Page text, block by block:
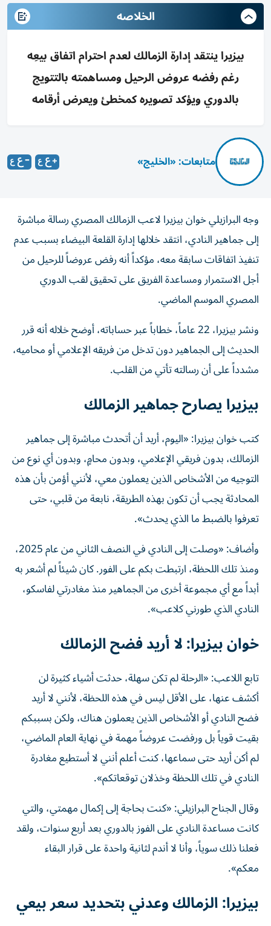
الخلاصه
بيزيرا ينتقد إدارة الزمالك لعدم احترام اتفاق بيعِه
رغم رفضه عروض الرحيل ومساهمته بالتتويج
بالدوري ويؤكد تصويره كمخطئ ويعرض أرقامه
متابعات: «الخليج»
وجه البرازيلي خوان بيزيرا لاعب الزمالك المصري رسالة مباشرة
إلى جماهير النادي، انتقد خلالها إدارة القلعة البيضاء بسبب عدم
تنفيذ اتفاقات سابقة معه، مؤكداً أنه رفض عروضاً للرحيل من
أجل الاستمرار ومساعدة الفريق على تحقيق لقب الدوري
المصري الموسم الماضي.
ونشر بيزيرا، 22 عاماً، خطاباً عبر حساباته، أوضح خلاله أنه قرر
الحديث إلى الجماهير دون تدخل من فريقه الإعلامي أو محاميه،
مشدداً على أن رسالته تأتي من القلب.
بيزيرا يصارح جماهير الزمالك
كتب خوان بيزيرا: «اليوم، أريد أن أتحدث مباشرة إلى جماهير
الزمالك، بدون فريقي الإعلامي، وبدون محامٍ، وبدون أي نوع من
التوجيه من الأشخاص الذين يعملون معي، لأنني أؤمن بأن هذه
المحادثة يجب أن تكون بهذه الطريقة، نابعة من قلبي، حتى
تعرفوا بالضبط ما الذي يحدث».
وأضاف: «وصلت إلى النادي في النصف الثاني من عام 2025،
ومنذ تلك اللحظة، ارتبطت بكم على الفور. كان شيئاً لم أشعر به
أبداً مع أي مجموعة أخرى من الجماهير منذ مغادرتي لفاسكو،
النادي الذي طورني كلاعب».
خوان بيزيرا: لا أريد فضح الزمالك
تابع اللاعب: «الرحلة لم تكن سهلة، حدثت أشياء كثيرة لن
أكشف عنها، على الأقل ليس في هذه اللحظة، لأنني لا أريد
فضح النادي أو الأشخاص الذين يعملون هناك، ولكن بسببكم
بقيت قوياً بل ورفضت عروضاً مهمة في نهاية العام الماضي،
لم أكن أريد حتى سماعها، كنت أعلم أنني لا أستطيع مغادرة
النادي في تلك اللحظة وخذلان توقعاتكم».
وقال الجناح البرازيلي: «كنت بحاجة إلى إكمال مهمتي، والتي
كانت مساعدة النادي على الفوز بالدوري بعد أربع سنوات، ولقد
فعلنا ذلك سوياً، وأنا لا أندم لثانية واحدة على قرار البقاء
معكم».
بيزيرا: الزمالك وعدني بتحديد سعر بيعي